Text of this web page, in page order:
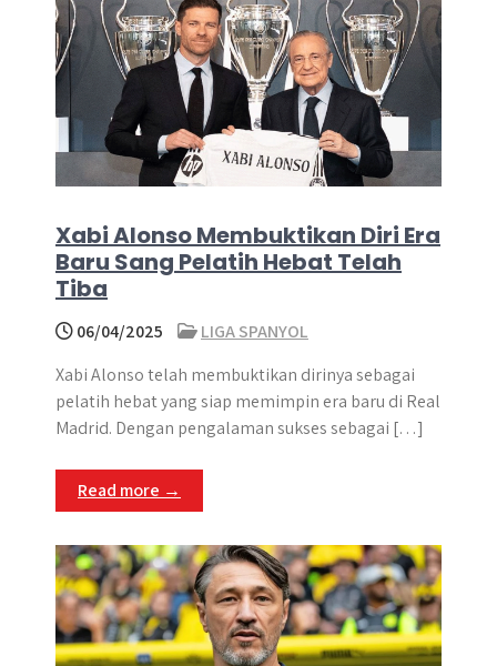
Xabi Alonso Membuktikan Diri Era
Baru Sang Pelatih Hebat Telah
Tiba
06/04/2025
LIGA SPANYOL
Xabi Alonso telah membuktikan dirinya sebagai
pelatih hebat yang siap memimpin era baru di Real
Madrid. Dengan pengalaman sukses sebagai […]
Read more →